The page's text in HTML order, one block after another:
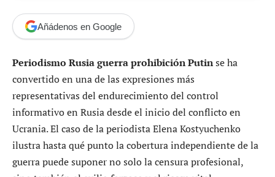
Añádenos en Google
Periodismo Rusia guerra prohibición Putinse ha
convertido en una de las expresiones más
representativas del endurecimiento del control
informativo en Rusia desde el inicio del conflicto en
Ucrania. El caso de la periodista Elena Kostyuchenko
ilustra hasta qué punto la cobertura independiente de la
guerra puede suponer no solo la censura profesional,